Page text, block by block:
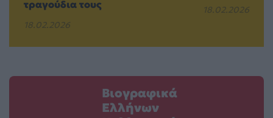
τραγούδια τους
18.02.2026
18.02.2026
Βιογραφικά
Ελλήνων